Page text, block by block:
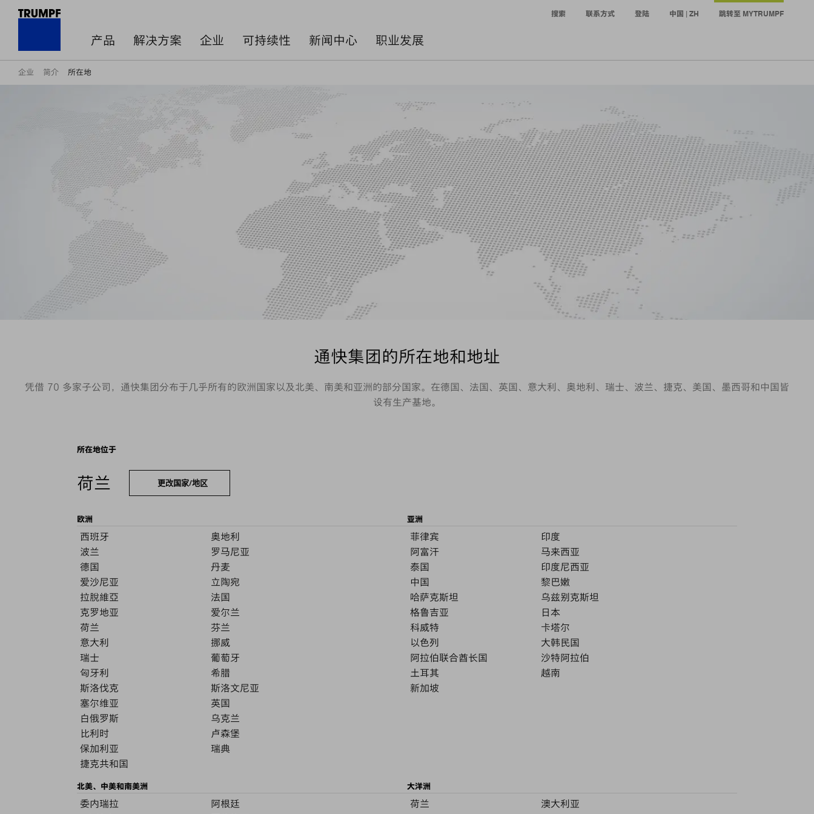
产品 解决方案 企业 可持续性 新闻中心 职业发展
搜索 联系方式 登陆 中国 | ZH 跳转至 MYTRUMPF
企业 简介 所在地
通快集团的所在地和地址
凭借 70 多家子公司，通快集团分布于几乎所有的欧洲国家以及北美、南美和亚洲的部分国家。在德国、法国、英国、意大利、奥地利、瑞士、波兰、捷克、美国、墨西哥和中国皆
设有生产基地。
所在地位于
荷兰 更改国家/地区
欧洲
西班牙
奥地利
波兰
罗马尼亚
德国
丹麦
爱沙尼亚
立陶宛
拉脫維亞
法国
克罗地亚
爱尔兰
荷兰
芬兰
意大利
挪威
瑞士
葡萄牙
匈牙利
希腊
斯洛伐克
斯洛文尼亚
塞尔维亚
英国
白俄罗斯
乌克兰
比利时
卢森堡
保加利亚
瑞典
捷克共和国
亚洲
菲律宾
印度
阿富汗
马来西亚
泰国
印度尼西亚
中国
黎巴嫩
哈萨克斯坦
乌兹别克斯坦
格鲁吉亚
日本
科威特
卡塔尔
以色列
大韩民国
阿拉伯联合酋长国
沙特阿拉伯
土耳其
越南
新加坡
北美、中美和南美洲
委内瑞拉
阿根廷
大洋洲
荷兰 澳大利亚